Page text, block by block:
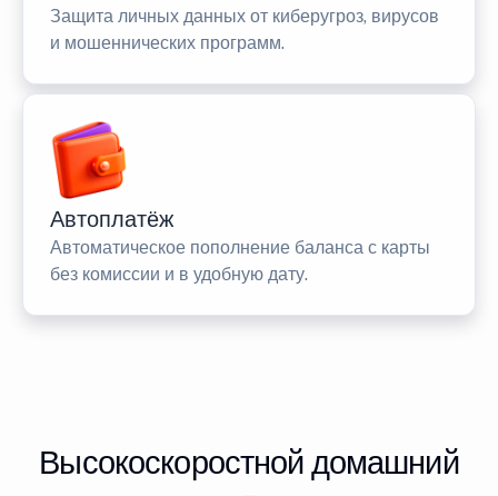
Защита личных данных от киберугроз, вирусов
и мошеннических программ.
Автоплатёж
Автоматическое пополнение баланса с карты
без комиссии и в удобную дату.
Высокоскоростной домашний